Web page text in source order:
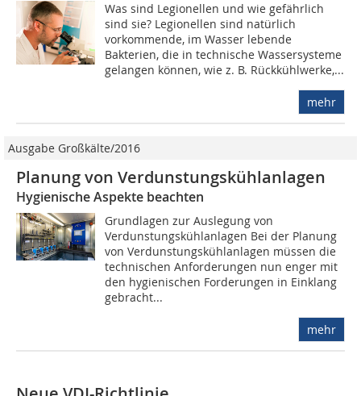
Was sind Legionellen und wie gefährlich
sind sie? Legionellen sind natürlich
vorkommende, im Wasser lebende
Bakterien, die in technische Wassersysteme
gelangen können, wie z. B. Rückkühlwerke,...
mehr
Ausgabe Großkälte/2016
Planung von Verdunstungskühlanlagen
Hygienische Aspekte beachten
Grundlagen zur Auslegung von
Verdunstungskühlanlagen Bei der Planung
von Verdunstungskühlanlagen müssen die
technischen Anforderungen nun enger mit
den hygienischen Forderungen in Einklang
gebracht...
mehr